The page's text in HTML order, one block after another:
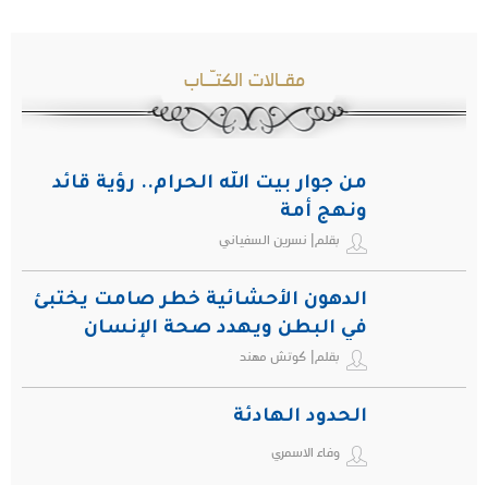
مقـالات الكتـّـاب
من جوار بيت الله الحرام.. رؤية قائد
ونهج أمة
بقلم| نسرين السفياني
الدهون الأحشائية خطر صامت يختبئ
في البطن ويهدد صحة الإنسان
بقلم| كوتش مهند
الحدود الهادئة
وفاء الاسمري